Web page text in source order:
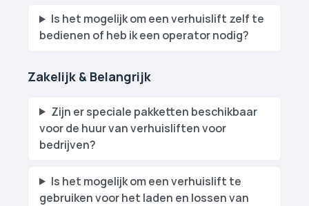
Is het mogelijk om een verhuislift zelf te
bedienen of heb ik een operator nodig?
Zakelijk & Belangrijk
Zijn er speciale pakketten beschikbaar
voor de huur van verhuislift­en voor
bedrijven?
Is het mogelijk om een verhuislift te
gebruiken voor het laden en lossen van